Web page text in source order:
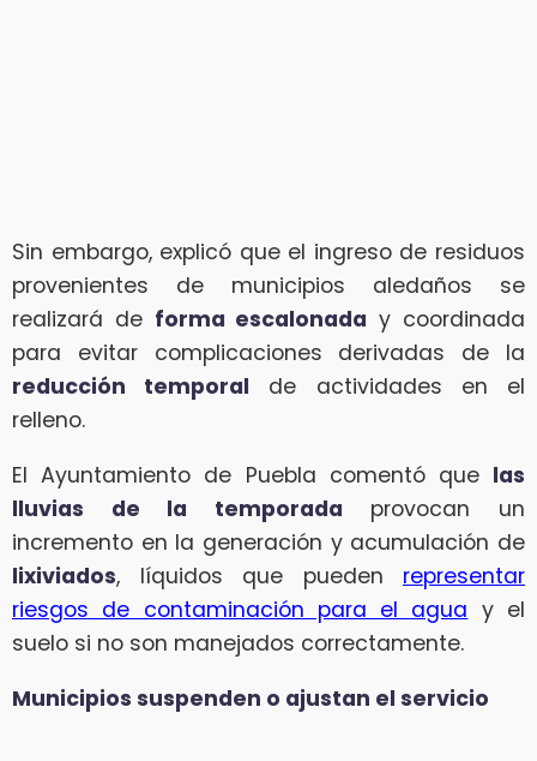
Sin embargo, explicó que el ingreso de residuos
provenientes de municipios aledaños se
realizará de forma escalonada y coordinada
para evitar complicaciones derivadas de la
reducción temporal de actividades en el
relleno.
El Ayuntamiento de Puebla comentó que las
lluvias de la temporada provocan un
incremento en la generación y acumulación de
lixiviados, líquidos que pueden representar
riesgos de contaminación para el agua y el
suelo si no son manejados correctamente.
Municipios suspenden o ajustan el servicio